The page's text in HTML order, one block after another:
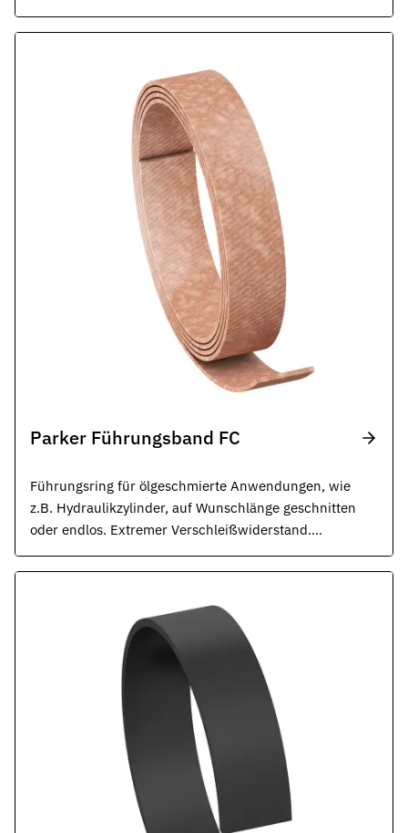
Parker Führungsband FC
Führungsring für ölgeschmierte Anwendungen, wie
z.B. Hydraulikzylinder, auf Wunschlänge geschnitten
oder endlos. Extremer Verschleißwiderstand.
Erhöhte Druckfestigkeit: 320 N/mm2, ISO 10766.